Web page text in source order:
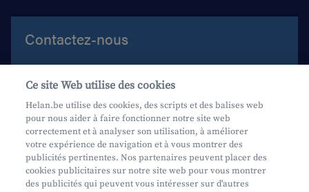
Contactez-nous
Aide et contact
Prenez rendez-vous
Où nous trouver
Phishing
Ce site Web utilise des cookies
Helan.be utilise des cookies, des scripts et des balises web
pour nous aider à faire fonctionner notre site web
correctement et à analyser son utilisation, à améliorer
votre expérience de navigation et à vous montrer des
publicités pertinentes. Nos partenaires peuvent placer des
cookies publicitaires sur notre site web pour vous montrer
des publicités qui peuvent vous intéresser sur d'autres